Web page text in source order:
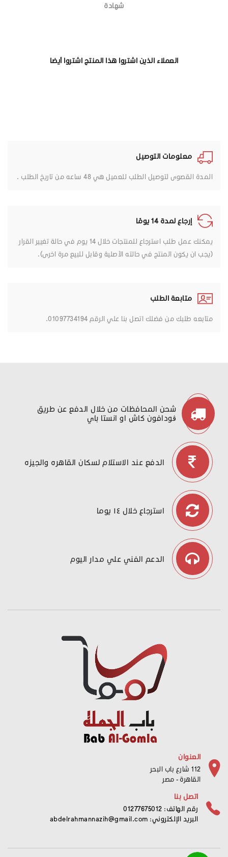
شهادة
العملاء الذين اشتروا هذا المنتج اشتروا أيضا
معلومات التوصيل
المدة القصوى لتوصيل الطلب للعميل هي 48 ساعه من تاريخ الطلب .
إرجاع لمدة 14 يومًا
يمكنك عمل طلب استرجاع للمنتجات خلال 14 يوم في حالة تغيير القرار
(يجب ان يكون المنتج في حالته الأصلية وقابل للبيع مرة اخرى).
متابعة الطلب
متابعه طلبك من فضلك اتصل بنا علي الرقم 01097734194.
شحن المحافظات من خلال الدفع عن طريق
ڤودافون كاش او انستا باي
الدفع عند الاستلام لسكان القاهره والجيزه
استرجاع خلال ١٤ يوما
الدعم الفني علي مدار اليوم
العنوان
112 شارع باب البحر
القاهرة - مصر
اتصل بنا
رقم الهاتف: 01277675012
البريد الإلكتروني: abdelrahmannazih@gmail.com